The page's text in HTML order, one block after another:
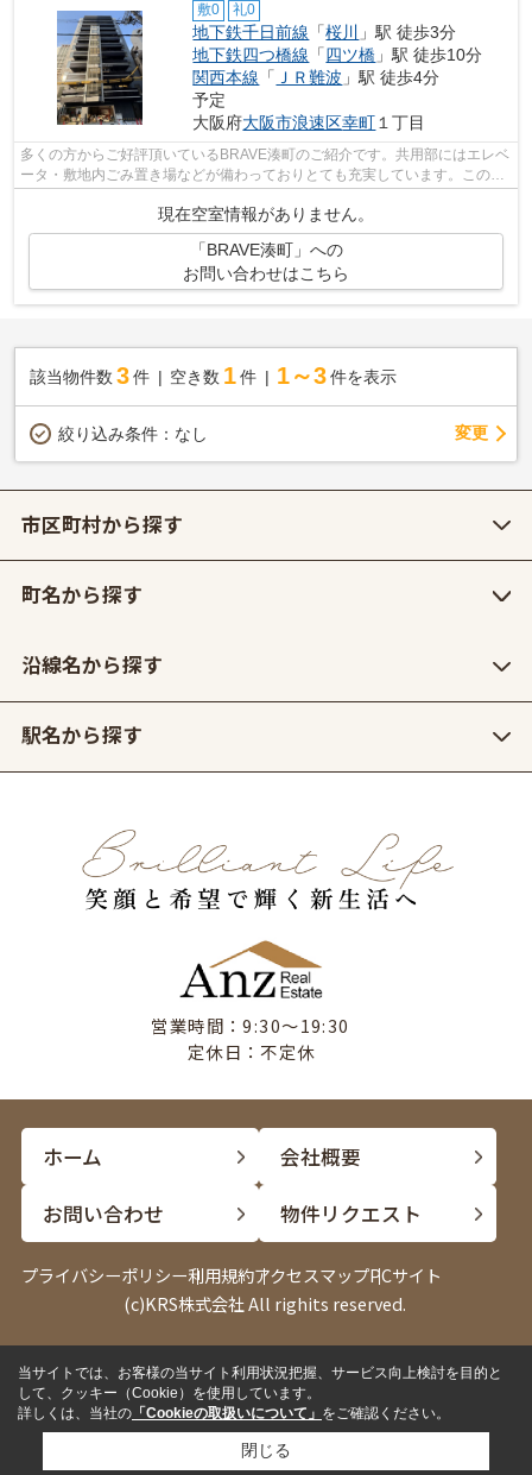
敷0 礼0
地下鉄千日前線 「桜川
」駅 徒歩3分
地下鉄四つ橋線 「四ツ橋 」駅 徒歩10分
関西本線 「 ＪＲ難波 」駅 徒歩4分
予定
大阪府大阪市浪速区幸町１丁目
多くの方からご好評頂いているBRAVE湊町のご紹介です。共用部にはエレベ
ータ・敷地内ごみ置き場などが備わっておりとても充実しています。この物
現在空室情報がありません。
「BRAVE湊町」への
お問い合わせはこちら
該当物件数 3件 空き数 1 件 1～3 件を表示
絞り込み条件： なし 変更
市区町村から探す
町名から探す
沿線名から探す
駅名から探す
営業時間：9:30〜19:30
定休日：不定休
ホーム
会社概要
お問い合わせ
物件リクエスト
プライバシーポリシー利用規約アクセスマップPCサイト
(c)KRS株式会社 All righits reserved.
電話 LINE
来店予約 ✓来店して相談したい
当サイトでは、お客様の当サイト利用状況把握、サービス向上検討を目的と
して、クッキー（Cookie）を使用しています。
詳しくは、当社の 「Cookieの取扱いについて」 をご確認ください。
閉じる